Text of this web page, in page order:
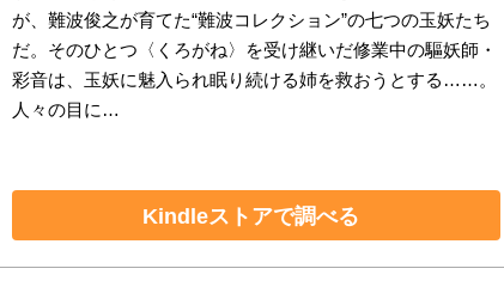
が、難波俊之が育てた“難波コレクション”の七つの玉妖たち
だ。そのひとつ〈くろがね〉を受け継いだ修業中の驅妖師・
彩音は、玉妖に魅入られ眠り続ける姉を救おうとする……。
人々の目に…
Kindleストアで調べる